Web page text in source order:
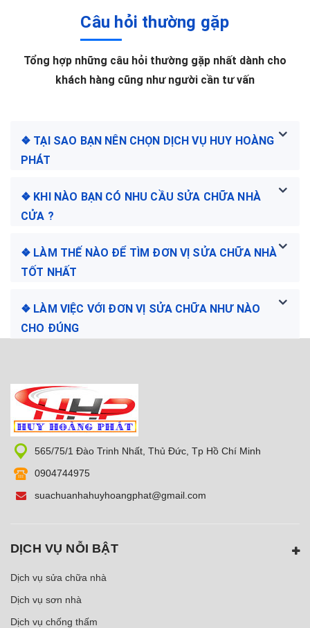
Câu hỏi thường gặp
Tổng hợp những câu hỏi thường gặp nhất dành cho
khách hàng cũng như người cần tư vấn
❖ TẠI SAO BẠN NÊN CHỌN DỊCH VỤ HUY HOÀNG
PHÁT
❖ KHI NÀO BẠN CÓ NHU CẦU SỬA CHỮA NHÀ
CỬA ?
❖ LÀM THẾ NÀO ĐỂ TÌM ĐƠN VỊ SỬA CHỮA NHÀ
TỐT NHẤT
❖ LÀM VIỆC VỚI ĐƠN VỊ SỬA CHỮA NHƯ NÀO
CHO ĐÚNG
565/75/1 Đào Trinh Nhất, Thủ Đức, Tp Hồ Chí Minh
0904744975
suachuanhahuyhoangphat@gmail.com
DỊCH VỤ NỖI BẬT
Dịch vụ sửa chữa nhà
Dịch vụ sơn nhà
Dịch vụ chống thấm